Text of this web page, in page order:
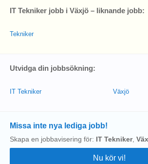
IT Tekniker jobb i Växjö – liknande jobb:
Tekniker
Utvidga din jobbsökning:
IT Tekniker Växjö
Missa inte nya lediga jobb!
Skapa en jobbavisering för: IT Tekniker,